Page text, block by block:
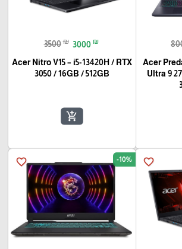
Acer
Ultra 9
3500 ₪ 3000 ₪
Acer Nitro V15 – i5-13420H / RTX
3050 / 16GB / 512GB
add_shopping_cart
favorite_border
favorite_border -10%